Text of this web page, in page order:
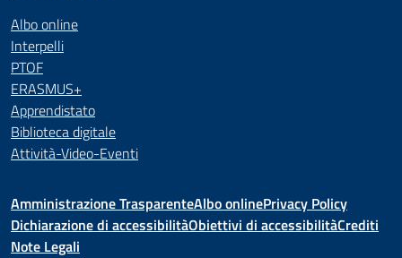
Albo online
Interpelli
PTOF
ERASMUS+
Apprendistato
Biblioteca digitale
Attività-Video-Eventi
Amministrazione TrasparenteAlbo onlinePrivacy Policy
Dichiarazione di accessibilitàObiettivi di accessibilitàCrediti
Note Legali